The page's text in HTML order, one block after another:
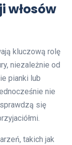
włosów
kluczową rolę
niezależnie od
pianki lub
nie
się
takich jak